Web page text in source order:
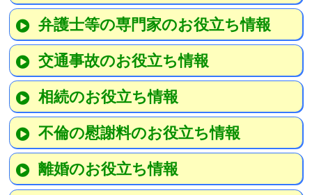
弁護士等の専門家のお役立ち情報
交通事故のお役立ち情報
相続のお役立ち情報
不倫の慰謝料のお役立ち情報
離婚のお役立ち情報